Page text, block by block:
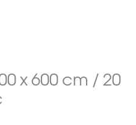
x 600 cm / 20